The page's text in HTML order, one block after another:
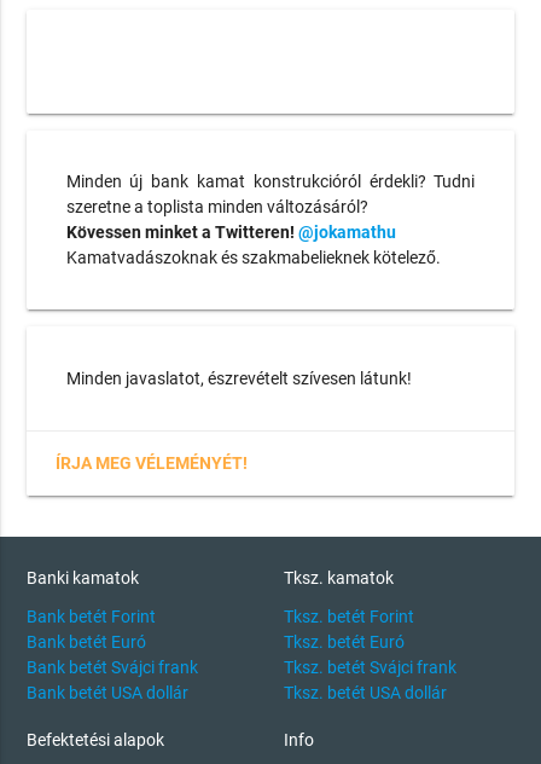
Minden új bank kamat konstrukcióról érdekli? Tudni
szeretne a toplista minden változásáról?
Kövessen minket a Twitteren! @jokamathu
Kamatvadászoknak és szakmabelieknek kötelező.
Minden javaslatot, észrevételt szívesen látunk!
ÍRJA MEG VÉLEMÉNYÉT!
Banki kamatok
Bank betét Forint
Bank betét Euró
Bank betét Svájci frank
Bank betét USA dollár
Tksz. kamatok
Tksz. betét Forint
Tksz. betét Euró
Tksz. betét Svájci frank
Tksz. betét USA dollár
Befektetési alapok Info